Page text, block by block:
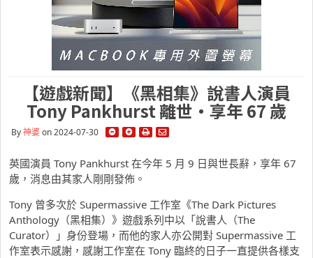
【遊戲新聞】《黑相集》說書人演員
Tony Pankhurst 離世・享年 67 歲
By神婆on 2024-07-30
英國演員 Tony Pankhurst 在今年 5 月 9 日與世長辭，享年 67
歲，消息由其家人剛剛發佈。
Tony 曾多次於 Supermassive 工作室《The Dark Pictures
Anthology（黑相集）》遊戲系列中以「說書人（The
Curator）」身份登場，而他的家人亦公開對 Supermassive 工
作室表示感謝，感謝工作室在 Tony 臨終的日子一直提供各樣支